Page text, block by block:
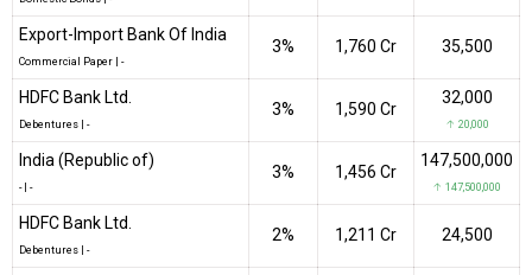
Export-Import Bank Of India
Commercial Paper -
3% ₹1,760 Cr 35,500
HDFC Bank Ltd.
Debentures -
3% ₹1,590 Cr
32,000
↑ 20,000
India (Republic of)
-| -
3% ₹1,456 Cr
147,500,000
↑ 147,500,000
HDFC Bank Ltd.
Debentures -
2% ₹1,211 Cr 24,500